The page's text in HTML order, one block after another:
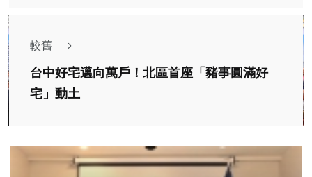
較舊
台中好宅邁向萬戶！北區首座「豬事圓滿好
宅」動土